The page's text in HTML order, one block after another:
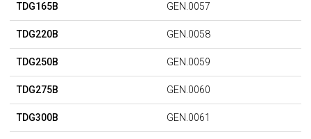
TDG165B GEN.0057
TDG220B GEN.0058
TDG250B GEN.0059
TDG275B GEN.0060
TDG300B GEN.0061